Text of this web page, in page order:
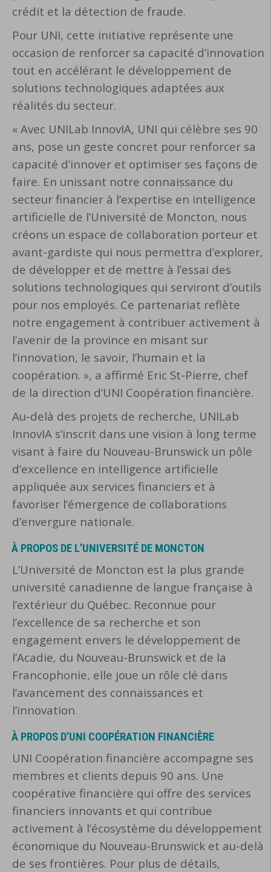
crédit et la détection de fraude.
Pour UNI, cette initiative représente une
occasion de renforcer sa capacité d’innovation
tout en accélérant le développement de
solutions technologiques adaptées aux
réalités du secteur.
« Avec UNILab InnovIA, UNI qui célèbre ses 90
ans, pose un geste concret pour renforcer sa
capacité d’innover et optimiser ses façons de
faire. En unissant notre connaissance du
secteur financier à l’expertise en intelligence
artificielle de l’Université de Moncton, nous
créons un espace de collaboration porteur et
avant-gardiste qui nous permettra d’explorer,
de développer et de mettre à l’essai des
solutions technologiques qui serviront d’outils
pour nos employés. Ce partenariat reflète
notre engagement à contribuer activement à
l’avenir de la province en misant sur
l’innovation, le savoir, l’humain et la
coopération. », a affirmé Eric St-Pierre, chef
de la direction d’UNI Coopération financière.
Au-delà des projets de recherche, UNILab
InnovIA s’inscrit dans une vision à long terme
visant à faire du Nouveau-Brunswick un pôle
d’excellence en intelligence artificielle
appliquée aux services financiers et à
favoriser l’émergence de collaborations
d’envergure nationale.
À PROPOS DE L’UNIVERSITÉ DE MONCTON
L’Université de Moncton est la plus grande
université canadienne de langue française à
l’extérieur du Québec. Reconnue pour
l’excellence de sa recherche et son
engagement envers le développement de
l’Acadie, du Nouveau-Brunswick et de la
Francophonie, elle joue un rôle clé dans
l’avancement des connaissances et
l’innovation.
À PROPOS D’UNI COOPÉRATION FINANCIÈRE
UNI Coopération financière accompagne ses
membres et clients depuis 90 ans. Une
coopérative financière qui offre des services
financiers innovants et qui contribue
activement à l’écosystème du développement
économique du Nouveau-Brunswick et au-delà
de ses frontières. Pour plus de détails,